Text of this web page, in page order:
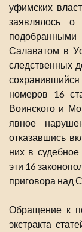
уфимских
заявлялось о
Салаватом в
следственных
номеров 16
Воинского и
явное
отказавшись
них в
эти 16
приговора над
Обращение к
экстракта